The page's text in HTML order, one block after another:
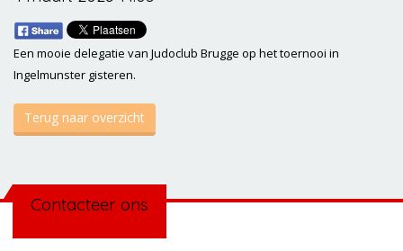
Een mooie delegatie van Judoclub Brugge op het toernooi in
Ingelmunster gisteren.
Terug naar overzicht
Contacteer ons